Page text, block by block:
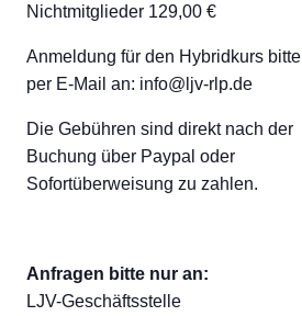
Nichtmitglieder 129,00 €
Anmeldung für den Hybridkurs bitte
per E-Mail an: info@ljv-rlp.de
Die Gebühren sind direkt nach der
Buchung über Paypal oder
Sofortüberweisung zu zahlen.
Anfragen bitte nur an:
LJV-Geschäftsstelle